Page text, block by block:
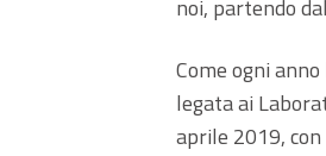
noi, partendo
Come ogni
legata ai
aprile 2019,